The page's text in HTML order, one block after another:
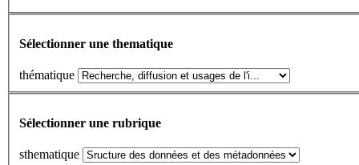
Sélectionner une thematique
thématique
Sélectionner une rubrique
sthematique